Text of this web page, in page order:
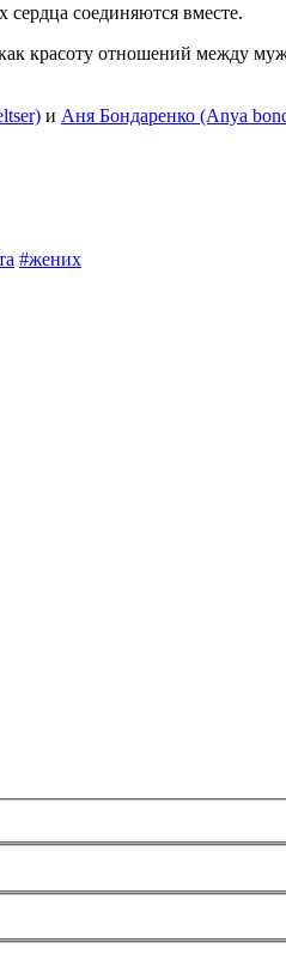
соединяются вместе.
красоту отношений между
и Аня Бондаренко (Anya
#жених